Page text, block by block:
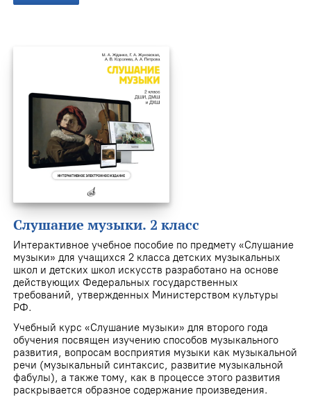
Слушание музыки. 2 класс
Интерактивное учебное пособие по предмету «Слушание
музыки» для учащихся 2 класса детских музыкальных
школ и детских школ искусств разработано на основе
действующих Федеральных государственных
требований, утвержденных Министерством культуры
РФ.
Учебный курс «Слушание музыки» для второго года
обучения посвящен изучению способов музыкального
развития, вопросам восприятия музыки как музыкальной
речи (музыкальный синтаксис, развитие музыкальной
фабулы), а также тому, как в процессе этого развития
раскрывается образное содержание произведения.